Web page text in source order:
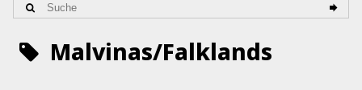
Malvinas/Falklands